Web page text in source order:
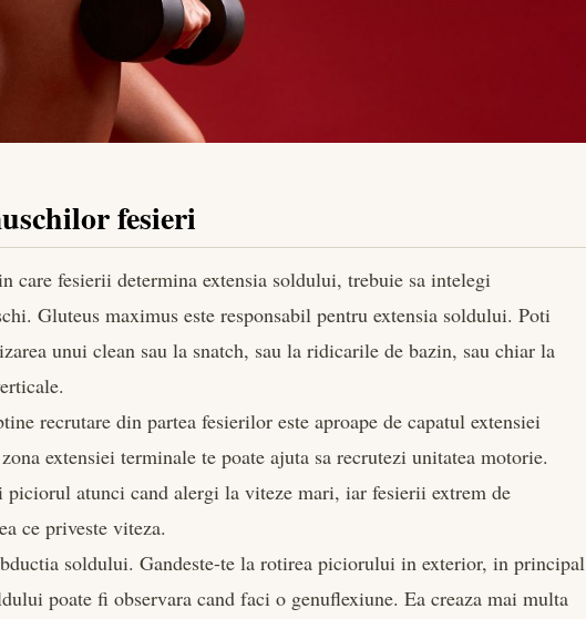
fesieri
care fesierii determina extensia soldului, trebuie sa intelegi
Gluteus maximus este responsabil pentru extensia soldului. Poti
unui clean sau la snatch, sau la ridicarile de bazin, sau chiar la
recrutare din partea fesierilor este aproape de capatul extensiei
extensiei terminale te poate ajuta sa recrutezi unitatea motorie.
piciorul atunci cand alergi la viteze mari, iar fesierii extrem de
ce priveste viteza.
soldului. Gandeste-te la rotirea piciorului in exterior, in principal
poate fi observara cand faci o genuflexiune. Ea creaza mai multa